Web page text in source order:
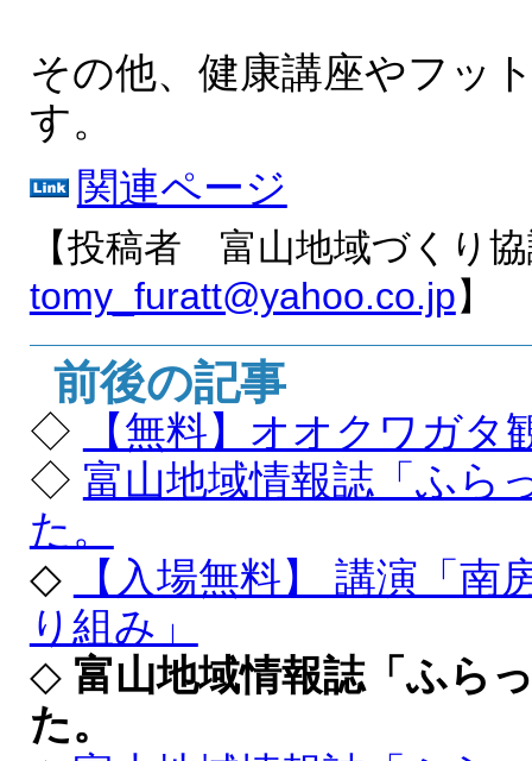
その他、健康講座やフッ
す。
関連ページ
【投稿者 富山地域づくり
tomy_furatt@yahoo.co.jp】
前後の記事
◇
【無料】オオクワガタ
◇ 富山地域情報誌「ふら
た。
◇
【入場無料】 講演「
り組み」
◇ 富山地域情報誌「ふら
た。